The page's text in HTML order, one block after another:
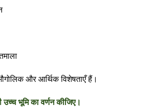
और आर्थिक विशेषताएँ हैं।
उच्च भूमि का वर्णन कीजिए।